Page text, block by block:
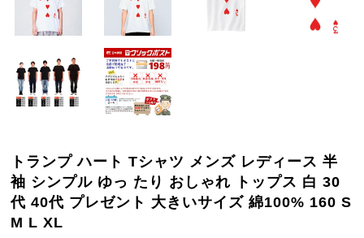
トランプ ハート Tシャツ メンズ レディース 半
袖 シンプル ゆっ たり おしゃれ トップス 白 30
代 40代 プレゼント 大きいサイズ 綿100% 160 S
M L XL